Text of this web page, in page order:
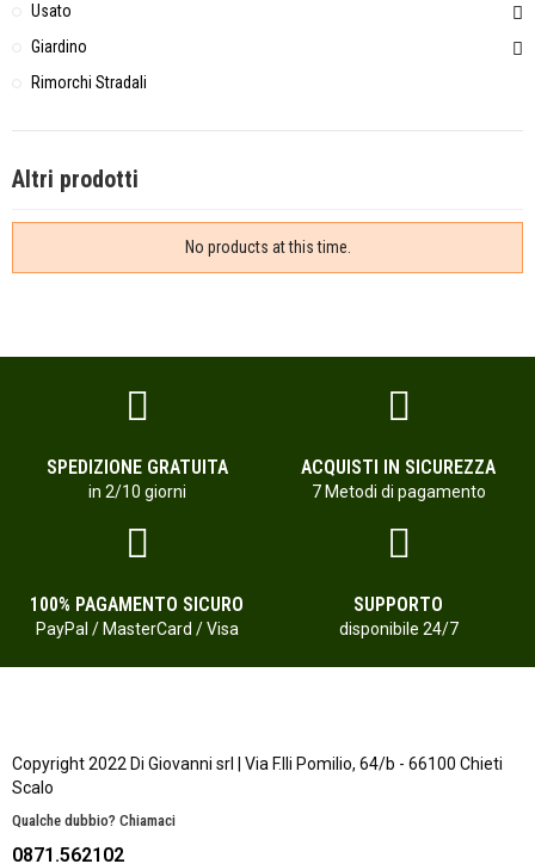
Usato
Giardino
Rimorchi Stradali
Altri prodotti
No products at this time.
SPEDIZIONE GRATUITA
in 2/10 giorni
ACQUISTI IN SICUREZZA
7 Metodi di pagamento
100% PAGAMENTO SICURO
PayPal / MasterCard / Visa
SUPPORTO
disponibile 24/7
Copyright 2022 Di Giovanni srl | Via F.lli Pomilio, 64/b - 66100 Chieti
Scalo
Qualche dubbio? Chiamaci
0871.562102